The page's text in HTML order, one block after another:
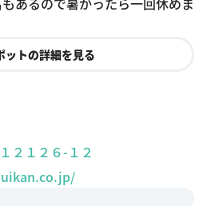
ットの詳細を見る
２１２６-１２